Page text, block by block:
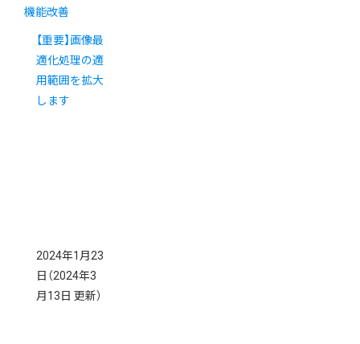
機能改善
【重要】画像最
適化処理の適
用範囲を拡大
します
2024年1月23
日 （2024年3
月13日 更新）